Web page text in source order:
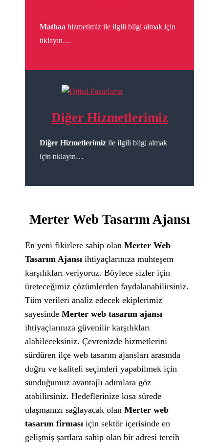
Matbaa hizmetimiz ile ilgili bilgi almak için
tıklayın…
Diğer Hizmetlerimiz
Diğer Hizmetlerimiz ile ilgili bilgi almak
için tıklayın…
Merter Web Tasarım Ajansı
En yeni fikirlere sahip olanMerter Web
Tasarım Ajansı ihtiyaçlarınıza muhteşem
karşılıkları veriyoruz. Böylece sizler için
üreteceğimiz çözümlerden faydalanabilirsiniz.
Tüm verileri analiz edecek ekiplerimiz
sayesindeMerter web tasarım ajansı
ihtiyaçlarınıza güvenilir karşılıkları
alabileceksiniz. Çevrenizde hizmetlerini
sürdüren ilçe web tasarım ajansları arasında
doğru ve kaliteli seçimleri yapabilmek için
sunduğumuz avantajlı adımlara göz
atabilirsiniz. Hedeflerinize kısa sürede
ulaşmanızı sağlayacak olanMerter web
tasarım firmasıiçin sektör içerisinde en
gelişmiş şartlara sahip olan bir adresi tercih